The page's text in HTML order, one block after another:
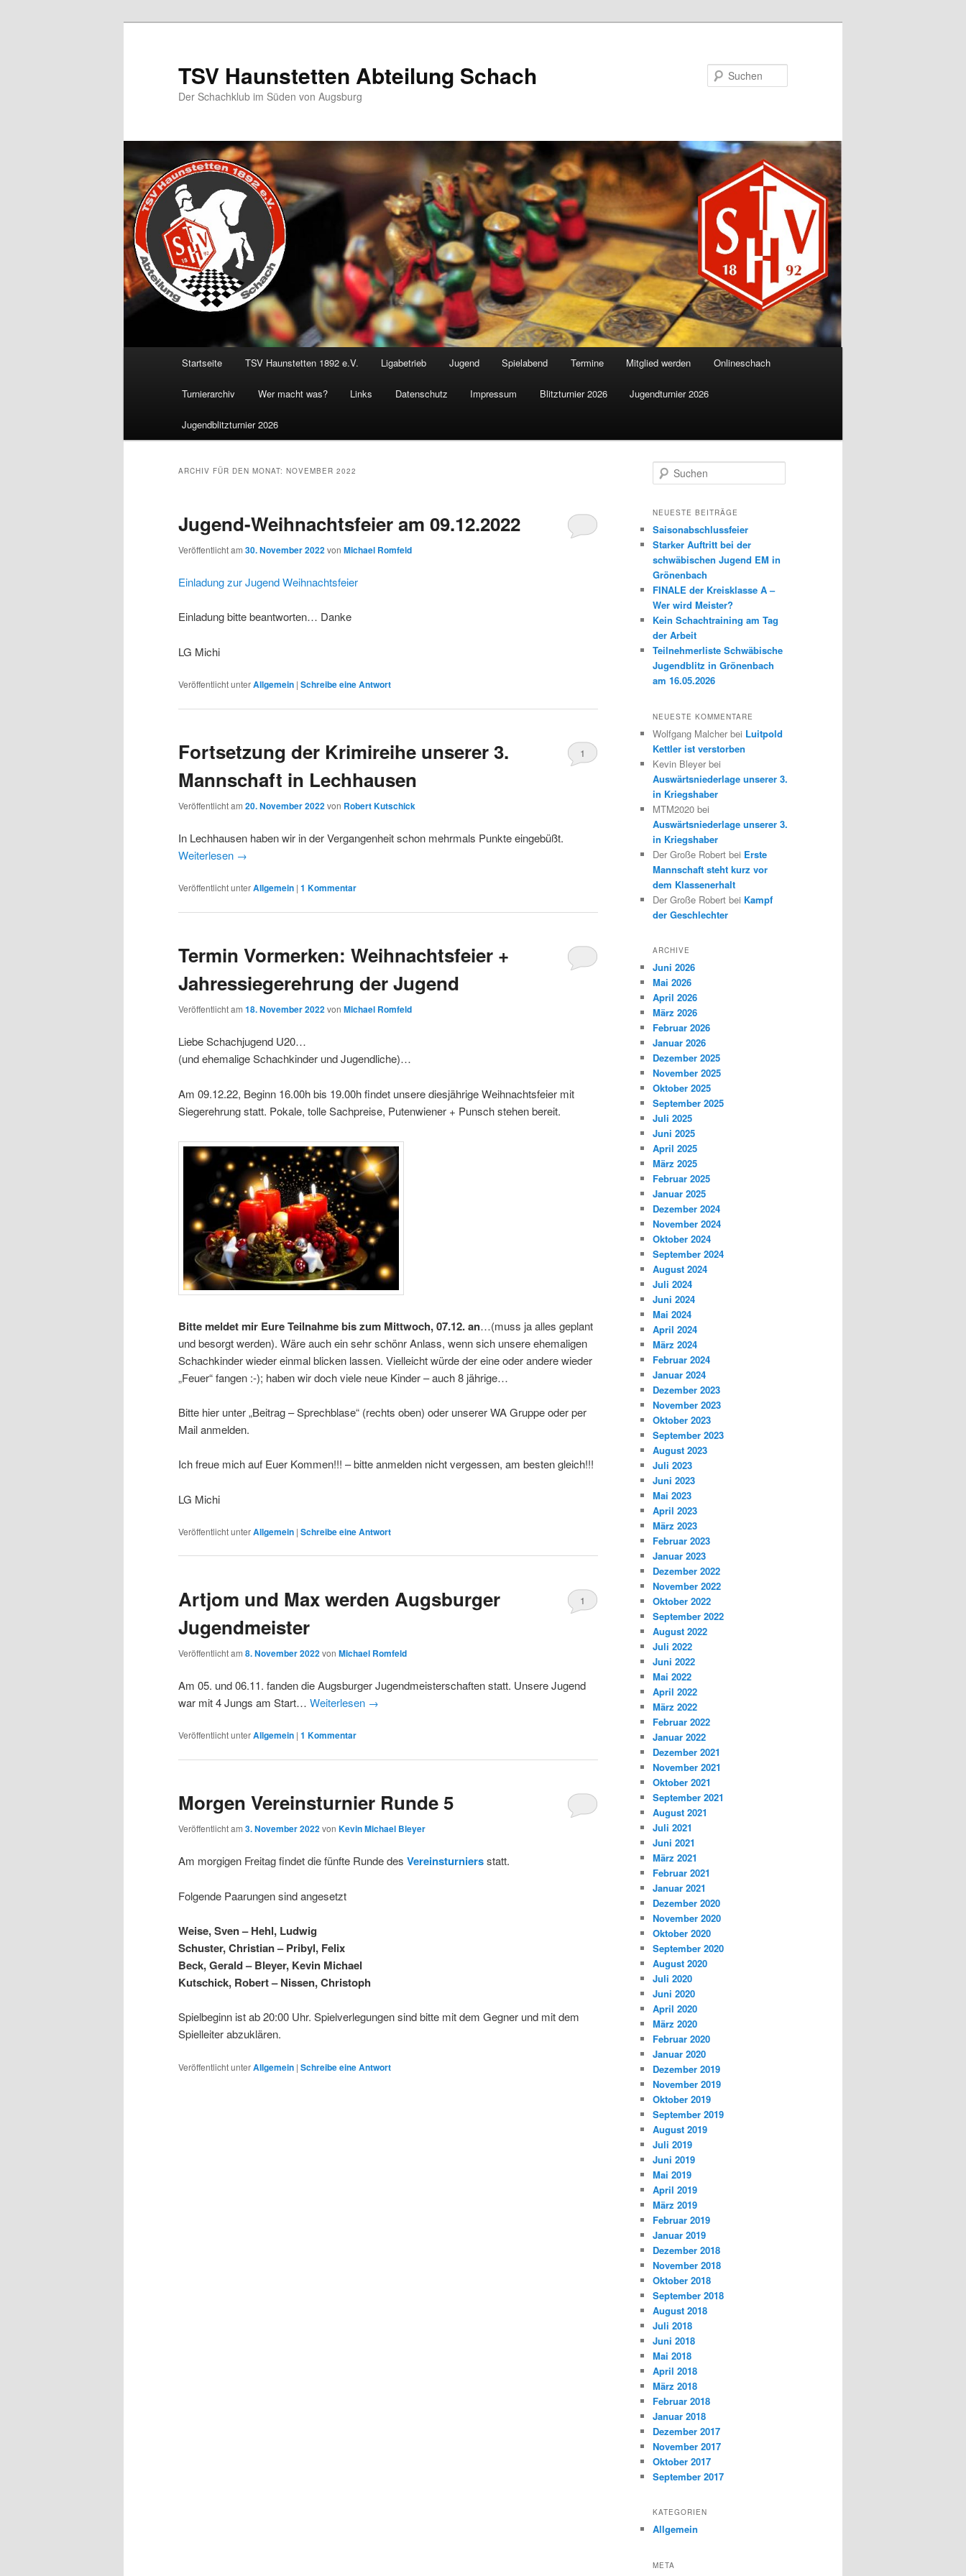
TSV Haunstetten Abteilung Schach
Der Schachklub im Süden von Augsburg
Zum
Inhalt
wechseln
Zum
sekundären
Inhalt
wechseln
Startseite TSV Haunstetten 1892 e.V. Ligabetrieb Jugend Spielabend Termine Mitglied werden Onlineschach
Turnierarchiv Wer macht was? Links Datenschutz Impressum Blitzturnier 2026 Jugendturnier 2026
Jugendblitzturnier 2026
ARCHIV FÜR DEN MONAT: NOVEMBER 2022
Jugend-Weihnachtsfeier am 09.12.2022
Veröffentlicht am 30. November 2022von Michael Romfeld
Einladung zur Jugend Weihnachtsfeier
Einladung bitte beantworten… Danke
LG Michi
Veröffentlicht unterAllgemein | Schreibe eine Antwort
Fortsetzung der Krimireihe unserer 3.
Mannschaft in Lechhausen
Veröffentlicht am 20. November 2022von Robert Kutschick
1
In Lechhausen haben wir in der Vergangenheit schon mehrmals Punkte eingebüßt.
Weiterlesen →
Veröffentlicht unterAllgemein | 1 Kommentar
Termin Vormerken: Weihnachtsfeier +
Jahressiegerehrung der Jugend
Veröffentlicht am 18. November 2022von Michael Romfeld
Liebe Schachjugend U20…
(und ehemalige Schachkinder und Jugendliche)…
Am 09.12.22, Beginn 16.00h bis 19.00h findet unsere diesjährige Weihnachtsfeier mit
Siegerehrung statt. Pokale, tolle Sachpreise, Putenwiener + Punsch stehen bereit.
Bitte meldet mir Eure Teilnahme bis zum Mittwoch, 07.12. an…(muss ja alles geplant
und besorgt werden). Wäre auch ein sehr schönr Anlass, wenn sich unsere ehemaligen
Schachkinder wieder einmal blicken lassen. Vielleicht würde der eine oder andere wieder
„Feuer“ fangen :-); haben wir doch viele neue Kinder – auch 8 jährige…
Bitte hier unter „Beitrag – Sprechblase“ (rechts oben) oder unserer WA Gruppe oder per
Mail anmelden.
Ich freue mich auf Euer Kommen!!! – bitte anmelden nicht vergessen, am besten gleich!!!
LG Michi
Veröffentlicht unterAllgemein | Schreibe eine Antwort
Artjom und Max werden Augsburger
Jugendmeister
Veröffentlicht am 8. November 2022von Michael Romfeld
1
Am 05. und 06.11. fanden die Augsburger Jugendmeisterschaften statt. Unsere Jugend
war mit 4 Jungs am Start… Weiterlesen →
Veröffentlicht unterAllgemein | 1 Kommentar
Morgen Vereinsturnier Runde 5
Veröffentlicht am 3. November 2022von Kevin Michael Bleyer
Am morgigen Freitag findet die fünfte Runde des Vereinsturniersstatt.
Folgende Paarungen sind angesetzt
Weise, Sven – Hehl, Ludwig
Schuster, Christian – Pribyl, Felix
Beck, Gerald – Bleyer, Kevin Michael
Kutschick, Robert – Nissen, Christoph
Spielbeginn ist ab 20:00 Uhr. Spielverlegungen sind bitte mit dem Gegner und mit dem
Spielleiter abzuklären.
Veröffentlicht unterAllgemein | Schreibe eine Antwort
u
h
n
NEUESTE BEITRÄGE
Saisonabschlussfeier
Starker Auftritt bei der
schwäbischen Jugend EM in
Grönenbach
FINALE der Kreisklasse A –
Wer wird Meister?
Kein Schachtraining am Tag
der Arbeit
Teilnehmerliste Schwäbische
Jugendblitz in Grönenbach
am 16.05.2026
NEUESTE KOMMENTARE
Wolfgang Malcher bei Luitpold
Kettler ist verstorben
Kevin Bleyer bei
Auswärtsniederlage unserer 3.
in Kriegshaber
MTM2020 bei
Auswärtsniederlage unserer 3.
in Kriegshaber
Der Große Robert bei Erste
Mannschaft steht kurz vor
dem Klassenerhalt
Der Große Robert bei Kampf
der Geschlechter
ARCHIVE
Juni 2026
Mai 2026
April 2026
März 2026
Februar 2026
Januar 2026
Dezember 2025
November 2025
Oktober 2025
September 2025
Juli 2025
Juni 2025
April 2025
März 2025
Februar 2025
Januar 2025
Dezember 2024
November 2024
Oktober 2024
September 2024
August 2024
Juli 2024
Juni 2024
Mai 2024
April 2024
März 2024
Februar 2024
Januar 2024
Dezember 2023
November 2023
Oktober 2023
September 2023
August 2023
Juli 2023
Juni 2023
Mai 2023
April 2023
März 2023
Februar 2023
Januar 2023
Dezember 2022
November 2022
Oktober 2022
September 2022
August 2022
Juli 2022
Juni 2022
Mai 2022
April 2022
März 2022
Februar 2022
Januar 2022
Dezember 2021
November 2021
Oktober 2021
September 2021
August 2021
Juli 2021
Juni 2021
März 2021
Februar 2021
Januar 2021
Dezember 2020
November 2020
Oktober 2020
September 2020
August 2020
Juli 2020
Juni 2020
April 2020
März 2020
Februar 2020
Januar 2020
Dezember 2019
November 2019
Oktober 2019
September 2019
August 2019
Juli 2019
Juni 2019
Mai 2019
April 2019
März 2019
Februar 2019
Januar 2019
Dezember 2018
November 2018
Oktober 2018
September 2018
August 2018
Juli 2018
Juni 2018
Mai 2018
April 2018
März 2018
Februar 2018
Januar 2018
Dezember 2017
November 2017
Oktober 2017
September 2017
KATEGORIEN
Allgemein
META